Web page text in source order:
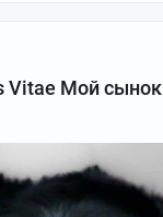
Vitae Мой сынок